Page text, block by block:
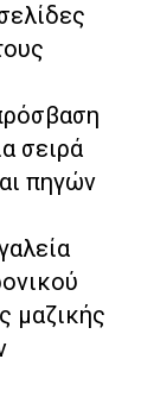
σειρά
πηγών
μαζικής